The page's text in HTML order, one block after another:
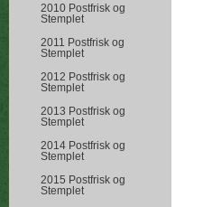
2010 Postfrisk og
Stemplet
2011 Postfrisk og
Stemplet
2012 Postfrisk og
Stemplet
2013 Postfrisk og
Stemplet
2014 Postfrisk og
Stemplet
2015 Postfrisk og
Stemplet